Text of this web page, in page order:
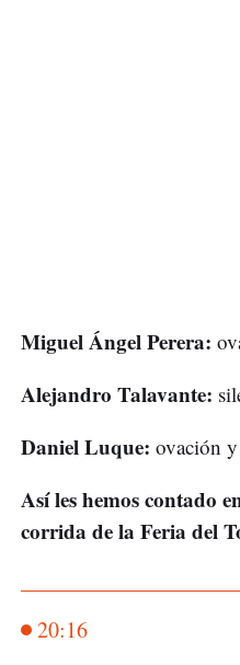
Miguel Ángel Perera:
Alejandro Talavante:
Daniel Luque: ovación
Así les hemos contado
corrida de la Feria del
20:16